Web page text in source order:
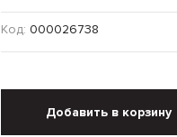
Код: 000026738
Добавить в корзину